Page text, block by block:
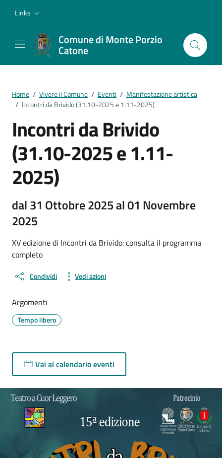
Links
Comune di Monte Porzio
Catone
Home / Vivere il Comune / Eventi / Manifestazione artistica
/ Incontri da Brivido (31.10-2025 e 1.11-2025)
Incontri da Brivido
(31.10-2025 e 1.11-
2025)
dal 31 Ottobre 2025 al 01 Novembre
2025
XV edizione di Incontri da Brivido: consulta il programma
completo
Condividi Vedi azioni
Argomenti
Tempo libero
Vai al calendario eventi